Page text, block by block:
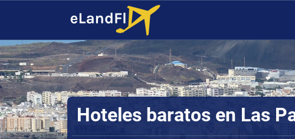
Hoteles baratos en Las